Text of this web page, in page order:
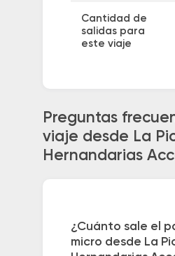
Cantidad de
salidas para
este viaje
Preguntas
viaje desde La
Hernandarias
¿Cuánto sale el
micro desde La